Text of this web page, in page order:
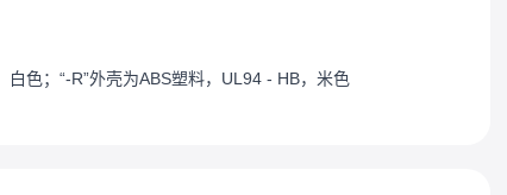
色；“-R”外壳为ABS塑料，UL94 - HB，米色